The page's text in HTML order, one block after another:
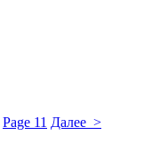
Page 11 Далее >